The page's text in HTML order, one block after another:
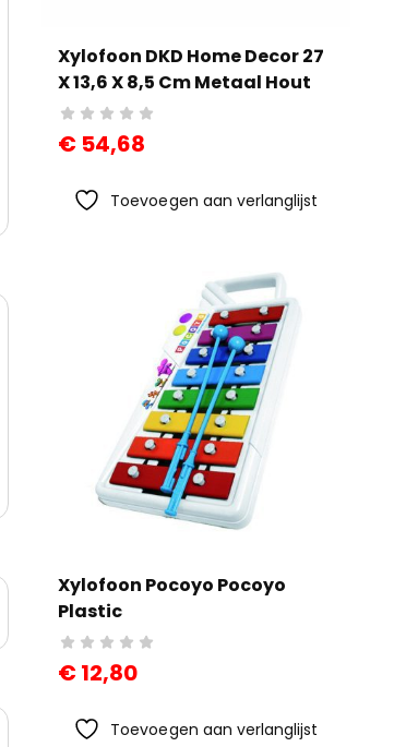
Xylofoon DKD Home Decor 27
X 13,6 X 8,5 Cm Metaal Hout
(3 Onderdelen)
€54,68
Toevoegen aan verlanglijst
Xylofoon Pocoyo Pocoyo
Plastic
€12,80
Toevoegen aan verlanglijst